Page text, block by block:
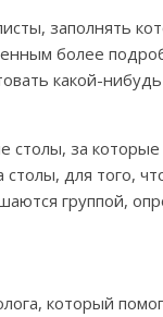
заполнять
более
какой-
за которые
для того,
группой,
который